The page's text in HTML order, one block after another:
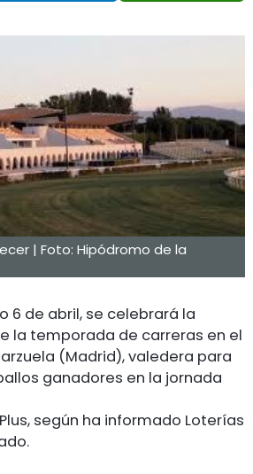
| Foto: Hipódromo de la
6 de abril, se celebrará la
la temporada de carreras en el
(Madrid), valedera para
ganadores en la jornada
según ha informado Loterías